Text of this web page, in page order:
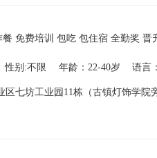
免费培训 包吃 包住宿 全勤奖 晋
性别:不限 年龄：22-40岁 语言
七坊工业园11栋（古镇灯饰学院旁